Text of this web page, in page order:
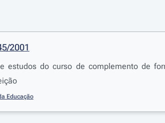
2001
estudos do curso de complemento de
Educação